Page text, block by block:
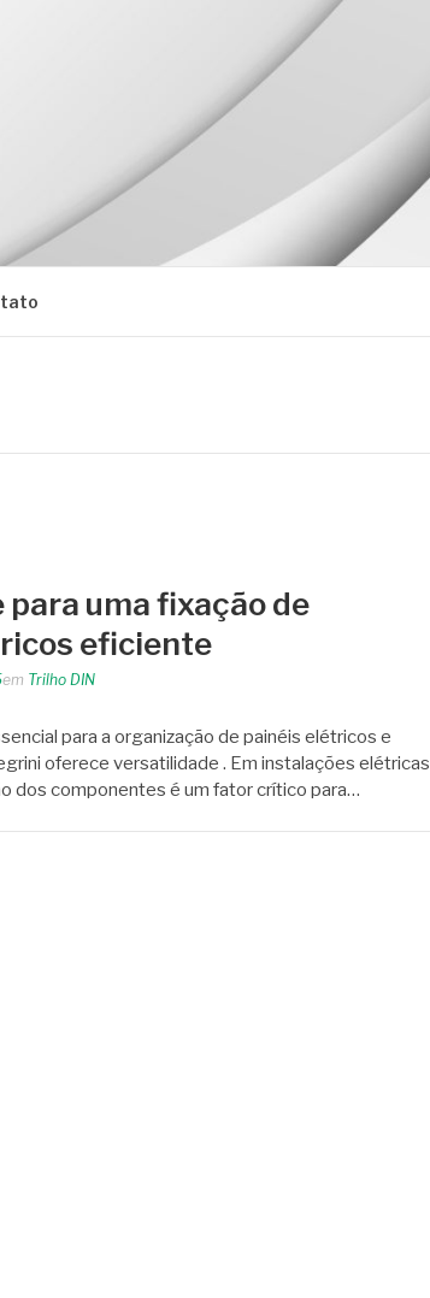
para uma fixação de
eficiente
em Trilho DIN
para a organização de painéis elétricos e
oferece versatilidade . Em instalações elétricas
dos componentes é um fator crítico para…